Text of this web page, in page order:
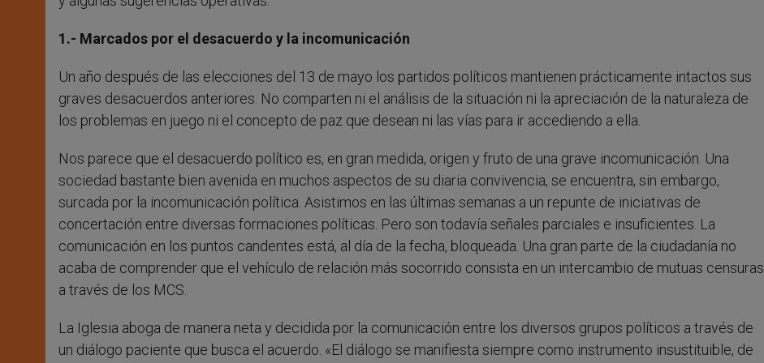
1.- Marcados por el desacuerdo y la incomunicación
Un año después de las elecciones del 13 de mayo los partidos políticos mantienen prácticamente intactos sus
graves desacuerdos anteriores. No comparten ni el análisis de la situación ni la apreciación de la naturaleza de
los problemas en juego ni el concepto de paz que desean ni las vías para ir accediendo a ella.
Nos parece que el desacuerdo político es, en gran medida, origen y fruto de una grave incomunicación. Una
sociedad bastante bien avenida en muchos aspectos de su diaria convivencia, se encuentra, sin embargo,
surcada por la incomunicación política. Asistimos en las últimas semanas a un repunte de iniciativas de
concertación entre diversas formaciones políticas. Pero son todavía señales parciales e insuficientes. La
comunicación en los puntos candentes está, al día de la fecha, bloqueada. Una gran parte de la ciudadanía no
acaba de comprender que el vehículo de relación más socorrido consista en un intercambio de mutuas censuras
a través de los MCS.
La Iglesia aboga de manera neta y decidida por la comunicación entre los diversos grupos políticos a través de
un diálogo paciente que busca el acuerdo. «El diálogo se manifiesta siempre como instrumento insustituible, de